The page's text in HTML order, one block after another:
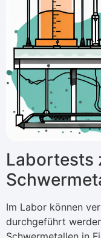
Labortests
Im Labor können
durchgeführt